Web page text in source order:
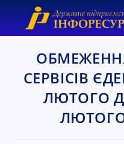
title
settings Колір фону
zoom_out Зменшити
СЕРВІСІВ
ЛЮТОГО